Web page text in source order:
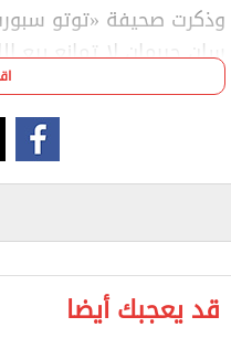
وذكرت صحيفة «توتو
سان جيرمان لا تمانع بيع
40 مليون يورو للموافقة على إتمام الصفقة.
وأضافت الصحيفة أن
النادي الفرنسي، على
الانتقالات.
وكان كولو مواني قد
الإعارة خارج صفوف
قد يعجبك أيضا